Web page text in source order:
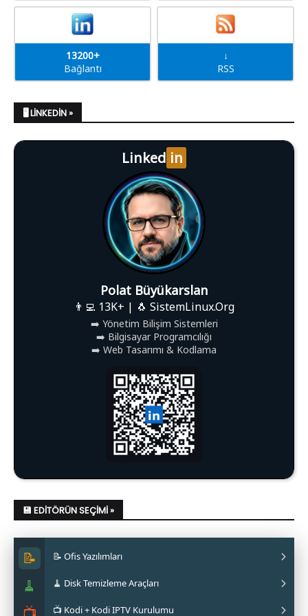
13200+
Bağlantı
↓
RSS
🖥️ LINKEDIN »
Linked in
Polat Büyükarslan
👨‍💻 13K+ | 🐧 SistemLinux.Org
➡️ Yönetim Bilişim Sistemleri
➡️ Bilgisayar Programcılığı
➡️ Web Tasarımı & Kodlama
💾 EDITÖRÜN SEÇIMI »
📝
🧹
📝 Ofis Yazılımları
✔ LibreOffice Nasıl Kurulur?
✔ WPS Office Nasıl Kurulur?
🧹 Disk Temizleme Araçları
✔ Stacer Nedir? Nasıl Kurulur?
📺 Kodi + Kodi IPTV Kurulumu